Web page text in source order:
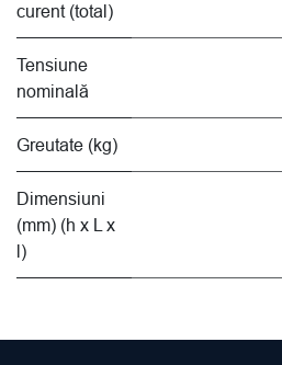
curent (total)
Tensiune
nominală
Greutate (kg)
Dimensiuni
(mm) (h x L x
l)